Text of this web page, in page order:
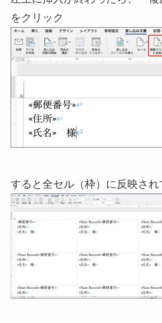
をクリック
すると全セル（枠）に反映され